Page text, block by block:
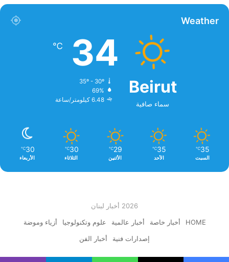
Weather
Beirut
سماء صافية
34
℃
35º - 30º
69%
6.48 كيلومتر/ساعة
35
℃
السبت
35
℃
الأحد
29
℃
الأثنين
30
℃
الثلاثاء
30
℃
الأربعاء
2026 أخبار لبنان
HOME
أخبار خاصة أخبار عالمية علوم وتكنولوجيا
أزياء وموضة
إصدارات فنية
أخبار الفن